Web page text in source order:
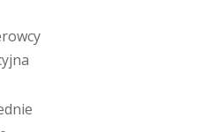
rowcy
yjna
dnie